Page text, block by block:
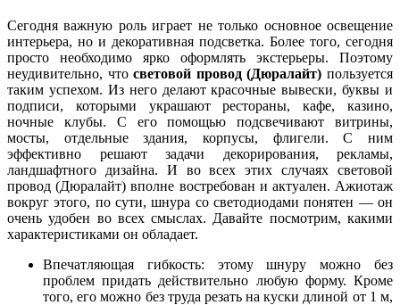
Сегодня важную роль играет не только основное освещение
интерьера, но и декоративная подсветка. Более того, сегодня
просто необходимо ярко оформлять экстерьеры. Поэтому
неудивительно, чтосветовой провод (Дюралайт) пользуется
таким успехом. Из него делают красочные вывески, буквы и
подписи, которыми украшают рестораны, кафе, казино,
ночные клубы. С его помощью подсвечивают витрины,
мосты, отдельные здания, корпусы, флигели. С ним
эффективно решают задачи декорирования, рекламы,
ландшафтного дизайна. И во всех этих случаях световой
провод (Дюралайт) вполне востребован и актуален. Ажиотаж
вокруг этого, по сути, шнура со светодиодами понятен — он
очень удобен во всех смыслах. Давайте посмотрим, какими
характеристиками он обладает.
Впечатляющая гибкость: этому шнуру можно без
проблем придать действительно любую форму. Кроме
того, его можно без труда резать на куски длиной от 1 м,